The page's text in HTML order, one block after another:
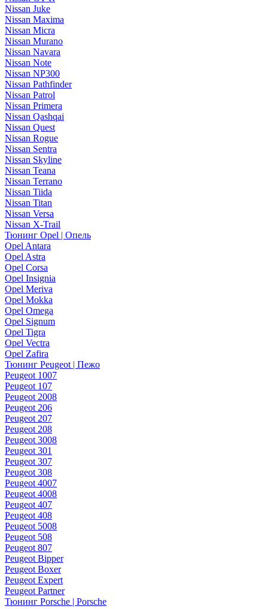
Nissan Juke
Nissan Maxima
Nissan Micra
Nissan Murano
Nissan Navara
Nissan Note
Nissan NP300
Nissan Pathfinder
Nissan Patrol
Nissan Primera
Nissan Qashqai
Nissan Quest
Nissan Rogue
Nissan Sentra
Nissan Skyline
Nissan Teana
Nissan Terrano
Nissan Tiida
Nissan Titan
Nissan Versa
Nissan X-Trail
Тюнинг Opel | Опель
Opel Antara
Opel Astra
Opel Corsa
Opel Insignia
Opel Meriva
Opel Mokka
Opel Omega
Opel Signum
Opel Tigra
Opel Vectra
Opel Zafira
Тюнинг Peugeot | Пежо
Peugeot 1007
Peugeot 107
Peugeot 2008
Peugeot 206
Peugeot 207
Peugeot 208
Peugeot 3008
Peugeot 301
Peugeot 307
Peugeot 308
Peugeot 4007
Peugeot 4008
Peugeot 407
Peugeot 408
Peugeot 5008
Peugeot 508
Peugeot 807
Peugeot Bipper
Peugeot Boxer
Peugeot Expert
Peugeot Partner
Тюнинг Porsche | Porsche